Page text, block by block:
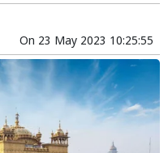
On 23 May 2023 10:25:55